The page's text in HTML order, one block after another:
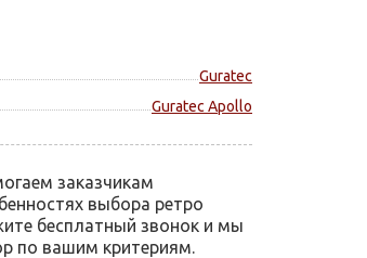
Guratec
Guratec Apollo
заказчикам
выбора ретро
бесплатный звонок и мы
по вашим критериям.